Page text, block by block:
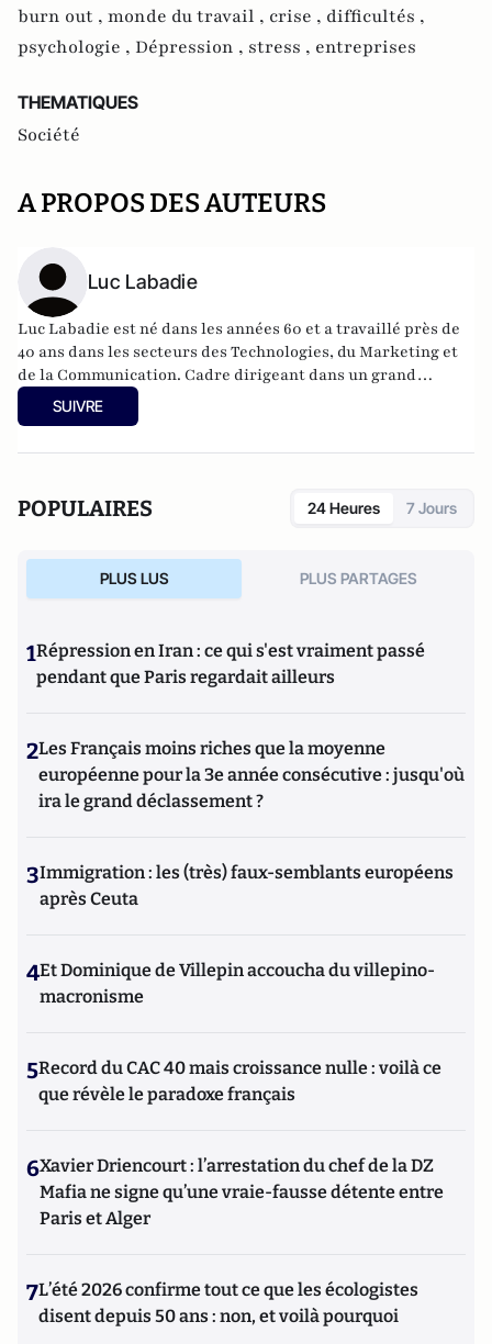
burn out , monde du travail , crise , difficultés ,
psychologie , Dépression , stress , entreprises
THEMATIQUES
Société
A PROPOS DES AUTEURS
Luc Labadie
Luc Labadie est né dans les années 60 et a travaillé près de
40 ans dans les secteurs des Technologies, du Marketing et
de la Communication. Cadre dirigeant dans un grand
Groupe international qu'il vient de quitter, il a contribué à
la globalisation, à la rationalisation et à l'automatisation des
témoignage personnel et sans animosité sur l'évolution du
SUIVRE
POPULAIRES 24 Heures 7 Jours
PLUS LUS PLUS PARTAGES
1Répression en Iran : ce qui s'est vraiment passé
pendant que Paris regardait ailleurs
2Les Français moins riches que la moyenne
européenne pour la 3e année consécutive : jusqu'où
ira le grand déclassement ?
3Immigration : les (très) faux-semblants européens
après Ceuta
4Et Dominique de Villepin accoucha du villepino-
macronisme
5Record du CAC 40 mais croissance nulle : voilà ce
que révèle le paradoxe français
6Xavier Driencourt : l’arrestation du chef de la DZ
Mafia ne signe qu’une vraie-fausse détente entre
Paris et Alger
7L’été 2026 confirme tout ce que les écologistes
disent depuis 50 ans : non, et voilà pourquoi